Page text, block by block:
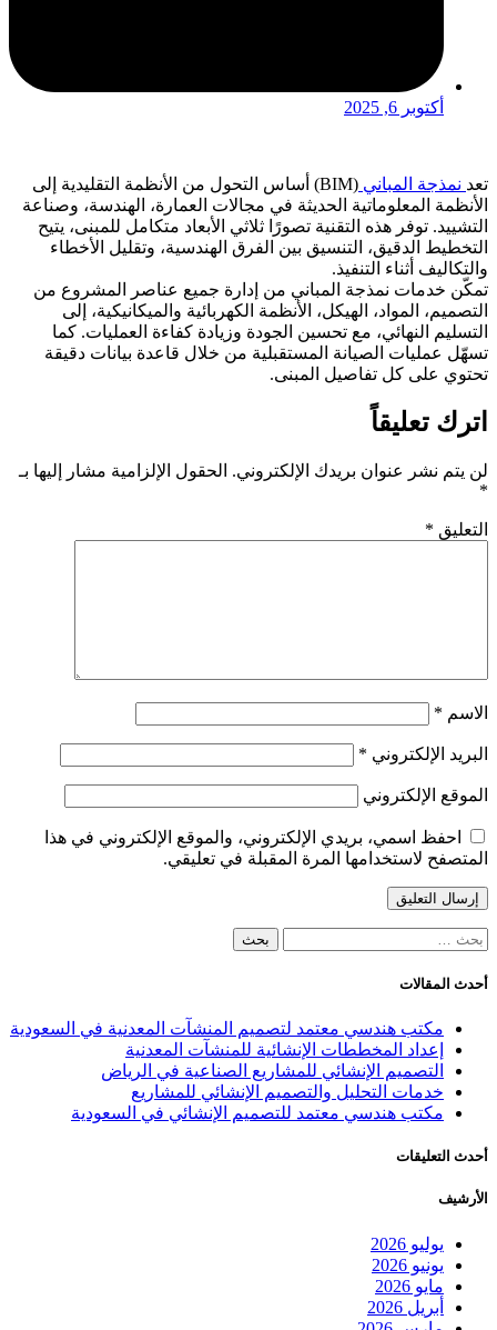
أكتوبر 6, 2025
تعد نمذجة المباني
(BIM) أساس التحول من الأنظمة التقليدية إلى
الأنظمة المعلوماتية الحديثة في مجالات العمارة، الهندسة، وصناعة
التشييد. توفر هذه التقنية تصورًا ثلاثي الأبعاد متكامل للمبنى، يتيح
التخطيط الدقيق، التنسيق بين الفرق الهندسية، وتقليل الأخطاء
والتكاليف أثناء التنفيذ.
تمكّن خدمات نمذجة المباني من إدارة جميع عناصر المشروع من
التصميم، المواد، الهيكل، الأنظمة الكهربائية والميكانيكية، إلى
التسليم النهائي، مع تحسين الجودة وزيادة كفاءة العمليات. كما
تسهّل عمليات الصيانة المستقبلية من خلال قاعدة بيانات دقيقة
تحتوي على كل تفاصيل المبنى.
اترك تعليقاً
لن يتم نشر عنوان بريدك الإلكتروني. الحقول الإلزامية مشار إليها بـ
*
التعليق *
الاسم *
البريد الإلكتروني *
الموقع الإلكتروني
احفظ اسمي، بريدي الإلكتروني، والموقع الإلكتروني في هذا
المتصفح لاستخدامها المرة المقبلة في تعليقي.
البحث
أحدث المقالات
مكتب هندسي معتمد لتصميم المنشآت المعدنية في السعودية
إعداد المخططات الإنشائية للمنشآت المعدنية
التصميم الإنشائي للمشاريع الصناعية في الرياض
خدمات التحليل والتصميم الإنشائي للمشاريع
مكتب هندسي معتمد للتصميم الإنشائي في السعودية
أحدث التعليقات
الأرشيف
يوليو 2026
يونيو 2026
مايو 2026
أبريل 2026